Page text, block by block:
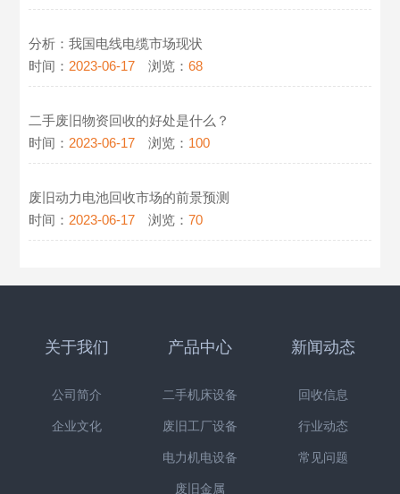
分析：我国电线电缆市场现状
时间： 2023-06-17 浏览：68
二手废旧物资回收的好处是什么？
时间： 2023-06-17 浏览： 100
废旧动力电池回收市场的前景预测
时间： 2023-06-17 浏览：70
关于我们
公司简介
企业文化
产品中心
二手机床设备
废旧工厂设备
电力机电设备
废旧金属
新闻动态
回收信息
行业动态
常见问题